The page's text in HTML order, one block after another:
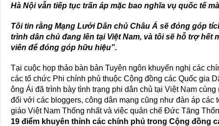
Hà Nội vẫn tiếp tục trấn áp mặc bao nghĩa vụ quốc tế
Tôi tin rằng Mạng Lưới Dân chủ Châu Á sẽ đóng góp
trình dân chủ đang lên tại Việt Nam, và tôi sẽ hỗ trợ hết
viên để đóng góp hữu hiệu”.
Tại cuộc họp thảo bàn bản Tuyên ngôn khuyến nghị các
các tổ chức Phi chính phủ thuộc Cộng đồng các Quốc gia
ông Ái đã trình bày tình trạng phi dân chủ tại Việt Nam
đối với các bloggers, công dân mạng cũng như đàn áp các
giáo Việt Nam Thống nhất và việc quản chế Đức Tăng
19 điểm khuyên thỉnh các chính phủ trong Cộng đồng